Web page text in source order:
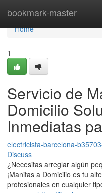
bookmark-master
Home
Home
1
Servicio de
Domicilio
Inmediatas
electricista-barcelona-
Discuss
¿Necesitas arreglar algún
¡Manitas a Domicilio es tu
profesionales en cualquier